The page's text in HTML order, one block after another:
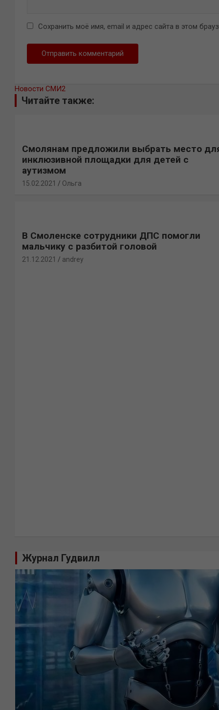
Сохранить моё имя, email и адрес сайта в этом
Новости СМИ2
Читайте также:
Смолянам предложили выбрать место
инклюзивной площадки для детей с
аутизмом
15.02.2021 Ольга
В Смоленске сотрудники ДПС помогли
мальчику с разбитой головой
21.12.2021 andrey
Журнал Гудвилл